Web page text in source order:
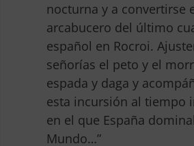
nocturna y a convertirse
arcabucero del último
español en Rocroi.
señorías el peto y el
espada y daga y
esta incursión al tiempo
en el que España
Mundo…”